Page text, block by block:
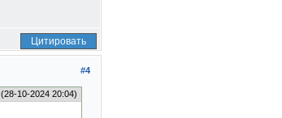
Цитировать
#4
(28-10-2024 20:04)